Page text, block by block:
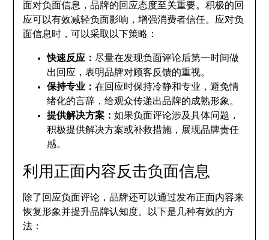
面对负面信息，品牌的回应态度至关重要。积极的回
应可以有效减轻负面影响，增强消费者信任。应对负
面信息时，可以采取以下策略：
快速反应：尽量在发现负面评论后第一时间做
出回应，表明品牌对顾客反馈的重视。
保持专业：在回应时保持冷静和专业，避免情
绪化的言辞，给观众传递出品牌的成熟形象。
提供解决方案：如果负面评论涉及具体问题，
积极提供解决方案或补救措施，展现品牌责任
感。
利用正面内容反击负面信息
除了回应负面评论，品牌还可以通过发布正面内容来
恢复形象并提升品牌认知度。以下是几种有效的方
法：